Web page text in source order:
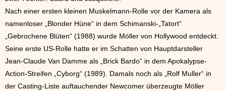
Nach einer ersten kleinen Muskelmann-Rolle vor der Kamera als
namenloser „Blonder Hüne“ in dem Schimanski-„Tatort“
„Gebrochene Blüten“ (1988) wurde Möller von Hollywood entdeckt.
Seine erste US-Rolle hatte er im Schatten von Hauptdarsteller
Jean-Claude Van Damme als „Brick Bardo“ in dem Apokalypse-
Action-Streifen „Cyborg“ (1989). Damals noch als „Rolf Muller“ in
der Casting-Liste auftauchender Newcomer überzeugte Möller